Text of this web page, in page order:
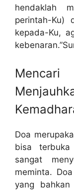
hendaklah
perintah-Ku)
kepada-Ku,
Doa
bisa
sangat
meminta.
yang